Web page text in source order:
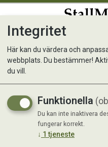
Integritet
Här kan du värdera och
webbplats. Du bestämmer!
du vill.
Funktionella
Du kan inte inaktivera
fungerar korrekt.
↓ 1 tjeneste